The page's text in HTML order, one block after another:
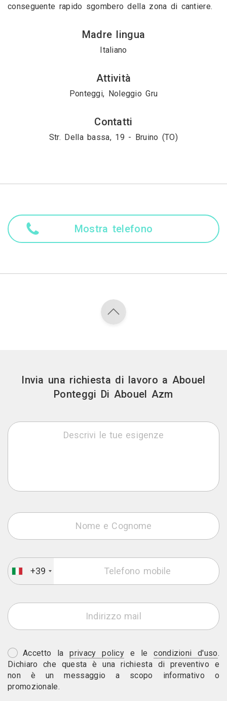
conseguente rapido sgombero della zona di cantiere.
Madre lingua
Italiano
Attività
Ponteggi, Noleggio Gru
Contatti
Str. Della bassa, 19 - Bruino (TO)
Mostra telefono
Invia una richiesta di lavoro a Abouel
Ponteggi Di Abouel Azm
+39
Accetto laprivacy policy e lecondizioni d'uso.
Dichiaro che questa è una richiesta di preventivo e
non è un messaggio a scopo informativo o
promozionale.